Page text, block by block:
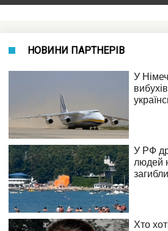
НОВИНИ ПАРТНЕРІВ